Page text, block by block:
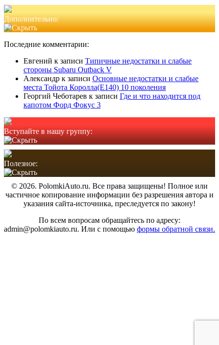
Дополнительно:
Последние комментарии:
Евгений к записи Типичные недостатки и слабые
стороны Subaru Outback V
Александр к записи Основные недостатки и слабые
места Тойота Королла(Е140) 10 поколения
Георгий Чеботарев к записи Где и что находится под
капотом Форд Фокус 3
Вступайте в нашу группу:
Полезное:
© 2026. PolomkiAuto.ru. Все права защищены! Полное или
частичное копирование информации без разрешения автора и
указания сайта-источника, преследуется по закону!
По всем вопросам обращайтесь по адресу:
admin@polomkiauto.ru. Или с помощью формы обратной связи.